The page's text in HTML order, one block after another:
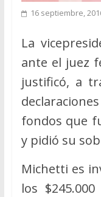
16 septiembre,
La
ante el juez
justificó, a
fondos que
y pidió su
Michetti es
los